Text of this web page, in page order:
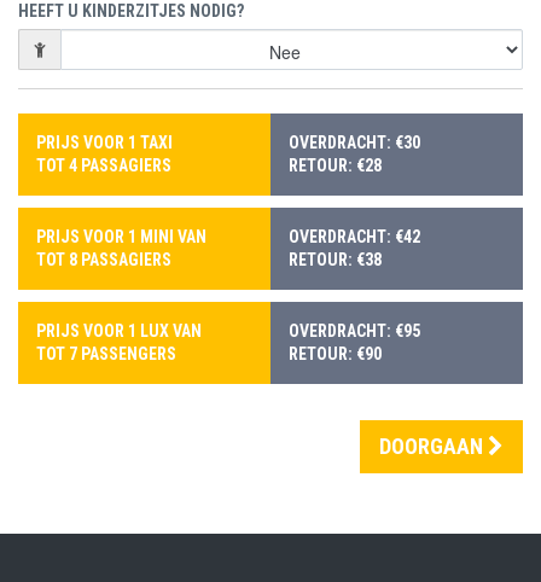
HEEFT U KINDERZITJES NODIG?
PRIJS VOOR 1 TAXI
TOT 4 PASSAGIERS
OVERDRACHT: €30
RETOUR: €28
PRIJS VOOR 1 MINI VAN
TOT 8 PASSAGIERS
OVERDRACHT: €42
RETOUR: €38
PRIJS VOOR 1 LUX VAN
TOT 7 PASSENGERS
OVERDRACHT: €95
RETOUR: €90
DOORGAAN